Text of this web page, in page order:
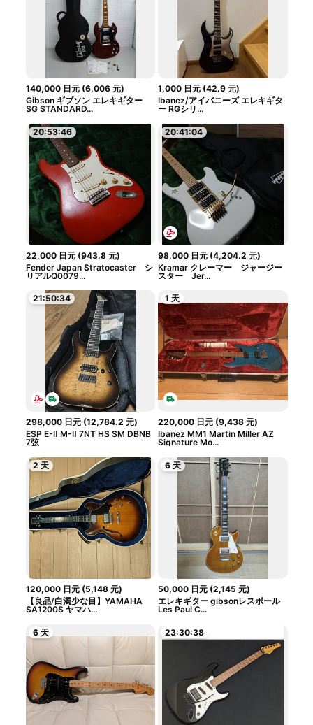
140,000 日元(6,006 元)
Gibson ギブソン エレキギター
SG STANDARD...
1,000 日元 (42.9 元)
Ibanez/アイバニーズ エレキギタ
ー RGシリ...
20:53:45
22,000 日元(943.8 元)
Fender Japan Stratocaster シ
リアルQ0079...
20:41:03
98,000 日元 (4,204.2 元)
Kramar クレーマー ジャージー
スター Jer...
21:50:33
298,000 日元(12,784.2 元)
ESP E-Ⅱ M-Ⅱ 7NT HS SM DBNB
7弦
1 天
220,000 日元 (9,438 元)
Ibanez MM1 Martin Miller AZ
Signature Mo...
2 天
120,000 日元(5,148 元)
【良品/白濁少な目】YAMAHA
SA1200S ヤマハ...
6 天
50,000 日元 (2,145 元)
エレキギター gibsonレスポール
Les Paul C...
6 天 23:30:37